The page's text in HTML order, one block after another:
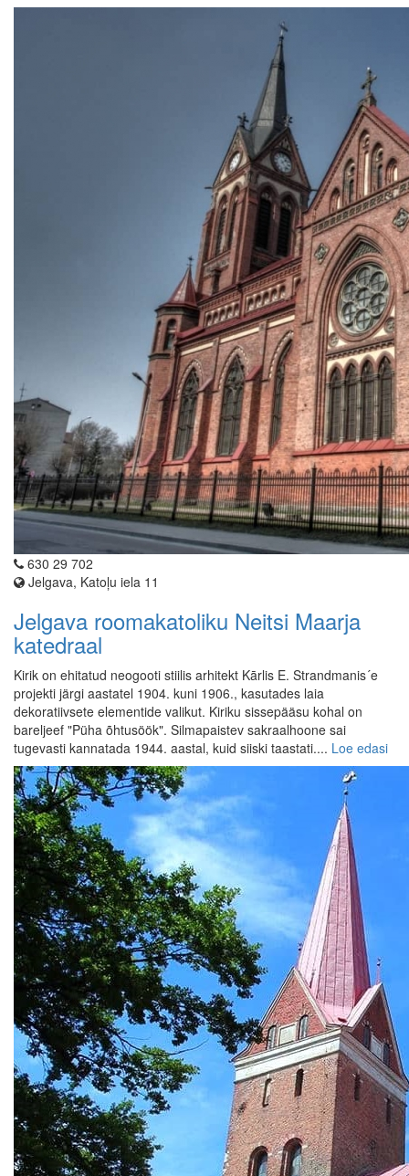
630 29 702
Jelgava, Katoļu iela 11
Jelgava roomakatoliku Neitsi Maarja
katedraal
Kirik on ehitatud neogooti stiilis arhitekt Kārlis E. Strandmanis´e
projekti järgi aastatel 1904. kuni 1906., kasutades laia
dekoratiivsete elementide valikut. Kiriku sissepääsu kohal on
bareljeef "Püha õhtusöök". Silmapaistev sakraalhoone sai
tugevasti kannatada 1944. aastal, kuid siiski taastati.... Loe edasi